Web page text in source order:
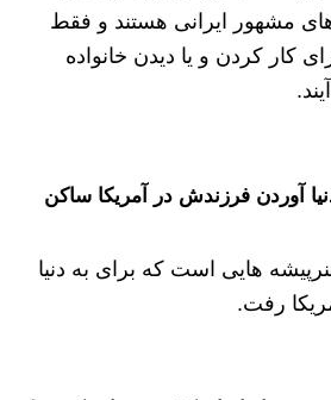
مشهور ایرانی هستند و فقط
کار کردن و یا دیدن خانواده
آوردن فرزندش در آمریکا ساکن
هایی است که برای به دنیا
رفت.